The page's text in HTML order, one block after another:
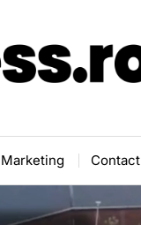
Marketing Contact